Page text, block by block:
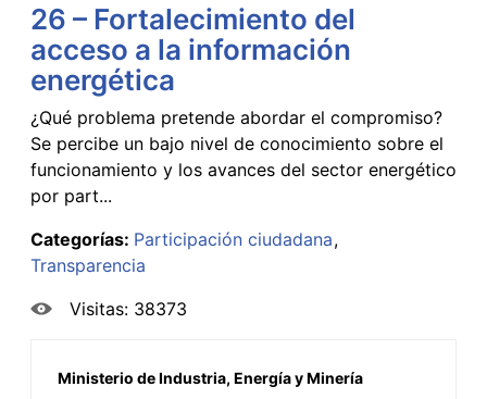
26 – Fortalecimiento del
acceso a la información
energética
¿Qué problema pretende abordar el compromiso?
Se percibe un bajo nivel de conocimiento sobre el
funcionamiento y los avances del sector energético
por part...
Categorías: Participación ciudadana
Transparencia
Visitas: 38373
Ministerio de Industria, Energía y Minería